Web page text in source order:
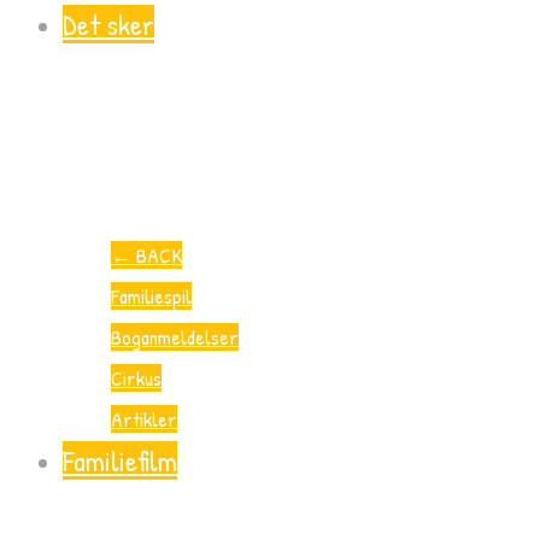
Det sker
← BACK
Familiespil
Boganmeldelser
Cirkus
Artikler
Familiefilm